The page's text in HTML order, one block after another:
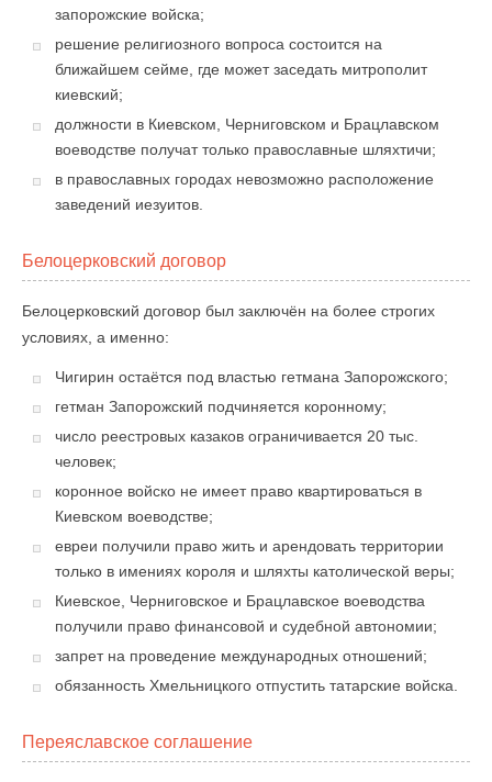
запорожские войска;
решение религиозного вопроса состоится на
ближайшем сейме, где может заседать митрополит
киевский;
должности в Киевском, Черниговском и Брацлавском
воеводстве получат только православные шляхтичи;
в православных городах невозможно расположение
заведений иезуитов.
Белоцерковский договор
Белоцерковский договор был заключён на более строгих
условиях, а именно:
Чигирин остаётся под властью гетмана Запорожского;
гетман Запорожский подчиняется коронному;
число реестровых казаков ограничивается 20 тыс.
человек;
коронное войско не имеет право квартироваться в
Киевском воеводстве;
евреи получили право жить и арендовать территории
только в имениях короля и шляхты католической веры;
Киевское, Черниговское и Брацлавское воеводства
получили право финансовой и судебной автономии;
запрет на проведение международных отношений;
обязанность Хмельницкого отпустить татарские войска.
Переяславское соглашение